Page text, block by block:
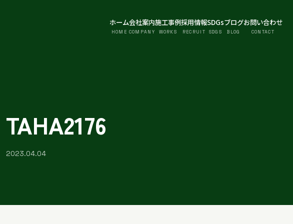
ホーム
HOME
会社案内
COMPANY
施工事例
WORKS
採用情報
RECRUIT
SDGs
SDGS
ブログ
BLOG
お問い合わせ
CONTACT
TAHA2176
2023.04.04